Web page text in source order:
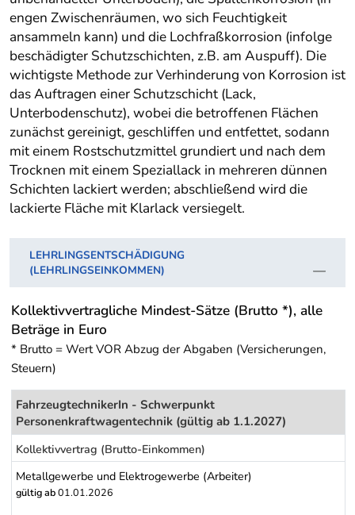
engen Zwischenräumen, wo sich Feuchtigkeit
ansammeln kann) und die Lochfraßkorrosion (infolge
beschädigter Schutzschichten, z.B. am Auspuff). Die
wichtigste Methode zur Verhinderung von Korrosion ist
das Auftragen einer Schutzschicht (Lack,
Unterbodenschutz), wobei die betroffenen Flächen
zunächst gereinigt, geschliffen und entfettet, sodann
mit einem Rostschutzmittel grundiert und nach dem
Trocknen mit einem Speziallack in mehreren dünnen
Schichten lackiert werden; abschließend wird die
lackierte Fläche mit Klarlack versiegelt.
LEHRLINGSENTSCHÄDIGUNG
(LEHRLINGSEINKOMMEN)
Kollektivvertragliche Mindest-Sätze (Brutto *), alle
Beträge in Euro
* Brutto = Wert VOR Abzug der Abgaben (Versicherungen,
Steuern)
FahrzeugtechnikerIn - Schwerpunkt
Personenkraftwagentechnik (gültig ab 1.1.2027)
Kollektivvertrag (Brutto-Einkommen)
Metallgewerbe und Elektrogewerbe (Arbeiter)
gültig ab01.01.2026